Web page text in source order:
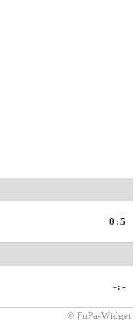
0:5
-:-
© FuPa-Widget